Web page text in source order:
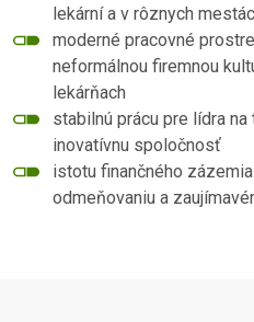
lekární a v rôznych
moderné pracovné
neformálnou firemnou
lekárňach
stabilnú prácu pre lídra na
inovatívnu spoločnosť
istotu finančného
odmeňovaniu a